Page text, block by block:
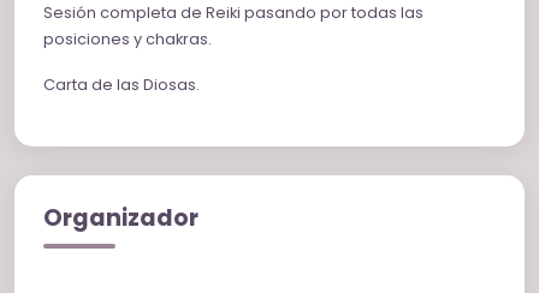
Sesión completa de Reiki pasando por todas las
posiciones y chakras.
Carta de las Diosas.
Organizador